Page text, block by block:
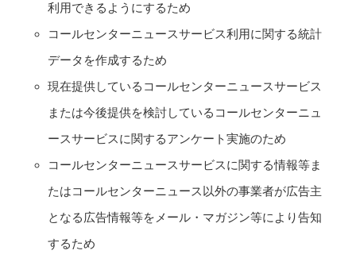
利用できるようにするため
コールセンターニュースサービス利用に関する統計
データを作成するため
現在提供しているコールセンターニュースサービス
または今後提供を検討しているコールセンターニュ
ースサービスに関するアンケート実施のため
コールセンターニュースサービスに関する情報等ま
たはコールセンターニュース以外の事業者が広告主
となる広告情報等をメール・マガジン等により告知
するため